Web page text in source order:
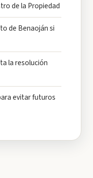
de la Propiedad
de Benaoján si
la resolución
evitar futuros